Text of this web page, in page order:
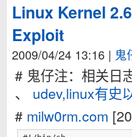
Linux Kernel
Exploit
2009/04/24 13:16 | 鬼
# 鬼仔注：相关日
、 udev,linux有史
# milw0rm.com